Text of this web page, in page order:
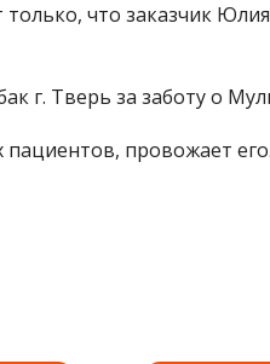
что заказчик
г. Тверь за заботу о
пациентов, провожает его.